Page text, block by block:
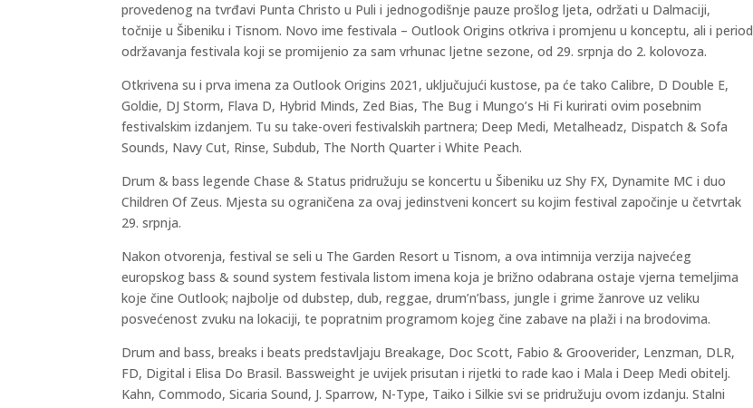
provedenog na tvrđavi Punta Christo u Puli i jednogodišnje pauze prošlog ljeta, održati u Dalmaciji,
točnije u Šibeniku i Tisnom. Novo ime festivala – Outlook Origins otkriva i promjenu u konceptu, ali i period
održavanja festivala koji se promijenio za sam vrhunac ljetne sezone, od 29. srpnja do 2. kolovoza.
Otkrivena su i prva imena za Outlook Origins 2021, uključujući kustose, pa će tako Calibre, D Double E,
Goldie, DJ Storm, Flava D, Hybrid Minds, Zed Bias, The Bug i Mungo’s Hi Fi kurirati ovim posebnim
festivalskim izdanjem. Tu su take-overi festivalskih partnera; Deep Medi, Metalheadz, Dispatch & Sofa
Sounds, Navy Cut, Rinse, Subdub, The North Quarter i White Peach.
Drum & bass legende Chase & Status pridružuju se koncertu u Šibeniku uz Shy FX, Dynamite MC i duo
Children Of Zeus. Mjesta su ograničena za ovaj jedinstveni koncert su kojim festival započinje u četvrtak
29. srpnja.
Nakon otvorenja, festival se seli u The Garden Resort u Tisnom, a ova intimnija verzija najvećeg
europskog bass & sound system festivala listom imena koja je brižno odabrana ostaje vjerna temeljima
koje čine Outlook; najbolje od dubstep, dub, reggae, drum’n’bass, jungle i grime žanrove uz veliku
posvećenost zvuku na lokaciji, te popratnim programom kojeg čine zabave na plaži i na brodovima.
Drum and bass, breaks i beats predstavljaju Breakage, Doc Scott, Fabio & Grooverider, Lenzman, DLR,
FD, Digital i Elisa Do Brasil. Bassweight je uvijek prisutan i rijetki to rade kao i Mala i Deep Medi obitelj.
Kahn, Commodo, Sicaria Sound, J. Sparrow, N-Type, Taiko i Silkie svi se pridružuju ovom izdanju. Stalni